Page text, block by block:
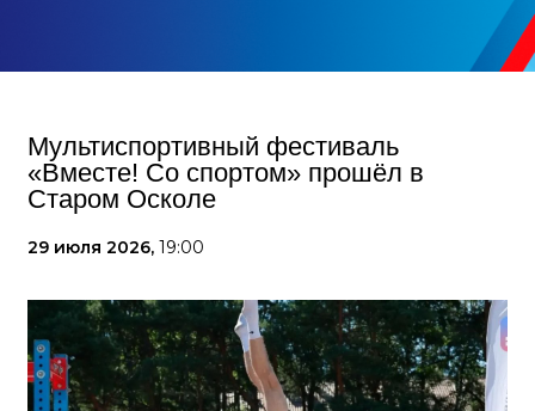
Мультиспортивный фестиваль
«Вместе! Со спортом» прошёл в
Старом Осколе
29 июля 2026, 19:00